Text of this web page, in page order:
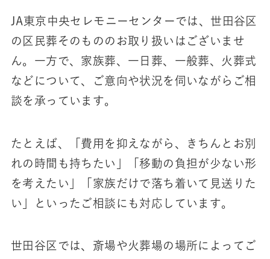
JA東京中央セレモニーセンターでは、世田谷区
の区民葬そのもののお取り扱いはございませ
ん。一方で、家族葬、一日葬、一般葬、火葬式
などについて、ご意向や状況を伺いながらご相
談を承っています。
たとえば、「費用を抑えながら、きちんとお別
れの時間も持ちたい」「移動の負担が少ない形
を考えたい」「家族だけで落ち着いて見送りた
い」といったご相談にも対応しています。
世田谷区では、斎場や火葬場の場所によってご